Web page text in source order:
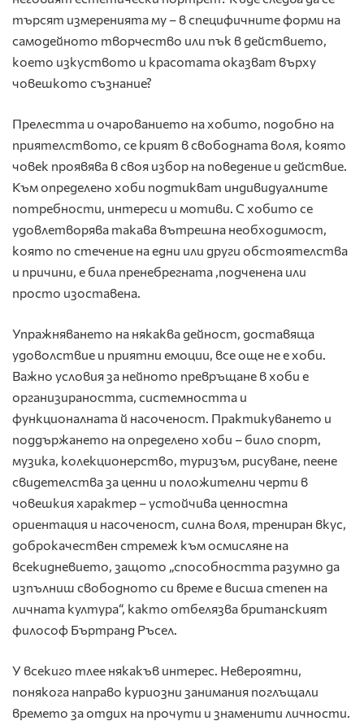
търсят измеренията му – в специфичните форми на
самодейното творчество или пък в действието,
което изкуството и красотата оказват върху
човешкото съзнание?
Прелестта и очарованието на хобито, подобно на
приятелството, се крият в свободната воля, която
човек проявява в своя избор на поведение и действие.
Към определено хоби подтикват индивидуалните
потребности, интереси и мотиви. С хобито се
удовлетворява такава вътрешна необходимост,
която по стечение на едни или други обстоятелства
и причини, е била пренебрегната ,подченена или
просто изоставена.
Упражняването на някаква дейност, доставяща
удоволствие и приятни емоции, все още не е хоби.
Важно условия за нейното превръщане в хоби е
организираността, системността и
функционалната й насоченост. Практикуването и
поддържането на определено хоби – било спорт,
музика, колекционерство, туризъм, рисуване, пеене
свидетелства за ценни и положителни черти в
човешкия характер – устойчива ценностна
ориентация и насоченост, силна воля, трениран вкус,
доброкачествен стремеж към осмисляне на
всекидневието, защото „способността разумно да
изпълниш свободното си време е висша степен на
личната култура“, както отбелязва британският
философ Бъртранд Ръсел.
У всекиго тлее някакъв интерес. Невероятни,
понякога направо куриозни занимания поглъщали
времето за отдих на прочути и знаменити личности.